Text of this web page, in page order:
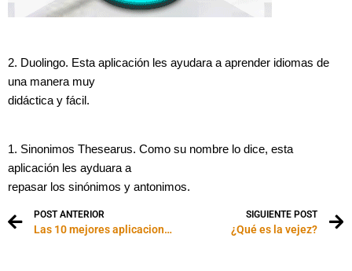
2. Duolingo. Esta aplicación les ayudara a aprender idiomas de
una manera muy
didáctica y fácil.
1. Sinonimos Thesearus. Como su nombre lo dice, esta
aplicación les ayduara a
repasar los sinónimos y antonimos.
POST ANTERIOR
Las 10 mejores aplicaciones para mujeres
SIGUIENTE POST
¿Qué es la vejez?